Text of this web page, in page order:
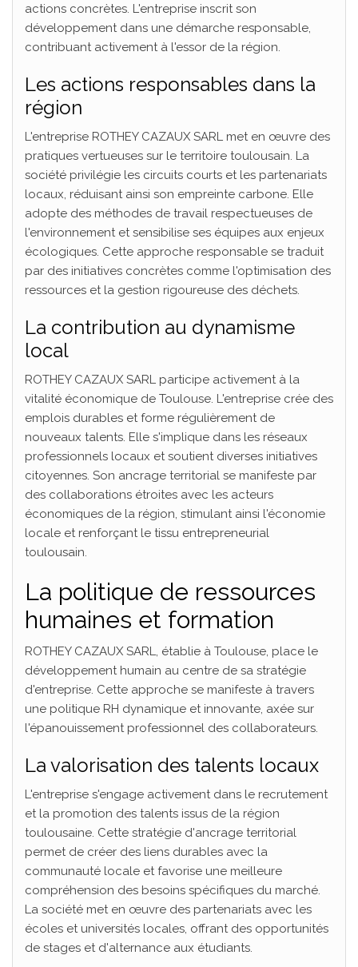
actions concrètes. L'entreprise inscrit son
développement dans une démarche responsable,
contribuant activement à l'essor de la région.
Les actions responsables dans la
région
L'entreprise ROTHEY CAZAUX SARL met en œuvre des
pratiques vertueuses sur le territoire toulousain. La
société privilégie les circuits courts et les partenariats
locaux, réduisant ainsi son empreinte carbone. Elle
adopte des méthodes de travail respectueuses de
l'environnement et sensibilise ses équipes aux enjeux
écologiques. Cette approche responsable se traduit
par des initiatives concrètes comme l'optimisation des
ressources et la gestion rigoureuse des déchets.
La contribution au dynamisme
local
ROTHEY CAZAUX SARL participe activement à la
vitalité économique de Toulouse. L'entreprise crée des
emplois durables et forme régulièrement de
nouveaux talents. Elle s'implique dans les réseaux
professionnels locaux et soutient diverses initiatives
citoyennes. Son ancrage territorial se manifeste par
des collaborations étroites avec les acteurs
économiques de la région, stimulant ainsi l'économie
locale et renforçant le tissu entrepreneurial
toulousain.
La politique de ressources
humaines et formation
ROTHEY CAZAUX SARL, établie à Toulouse, place le
développement humain au centre de sa stratégie
d'entreprise. Cette approche se manifeste à travers
une politique RH dynamique et innovante, axée sur
l'épanouissement professionnel des collaborateurs.
La valorisation des talents locaux
L'entreprise s'engage activement dans le recrutement
et la promotion des talents issus de la région
toulousaine. Cette stratégie d'ancrage territorial
permet de créer des liens durables avec la
communauté locale et favorise une meilleure
compréhension des besoins spécifiques du marché.
La société met en œuvre des partenariats avec les
écoles et universités locales, offrant des opportunités
de stages et d'alternance aux étudiants.